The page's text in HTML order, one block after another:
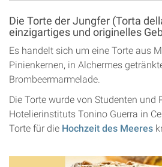
Die Torte der Jungfer (Torta
einzigartiges und originelles
Es handelt sich um eine Torte aus
Pinienkernen, in Alchermes
Brombeermarmelade.
Die Torte wurde von Studenten und
Hotelierinstituts Tonino Guerra in
Torte für die Hochzeit des Meeres